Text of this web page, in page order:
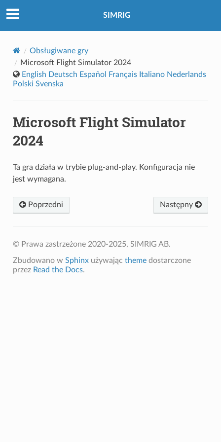
SIMRIG
Obsługiwane gry
Microsoft Flight Simulator 2024
English Deutsch Español Français Italiano Nederlands
Polski Svenska
Microsoft Flight Simulator
2024
Ta gra działa w trybie plug-and-play. Konfiguracja nie
jest wymagana.
Poprzedni Następny
© Prawa zastrzeżone 2020-2025, SIMRIG AB.
Zbudowano w Sphinxużywając themedostarczone
przez Read the Docs.